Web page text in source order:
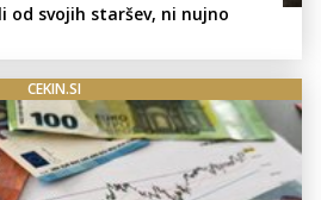
od svojih staršev, ni nujno
CEKIN.SI